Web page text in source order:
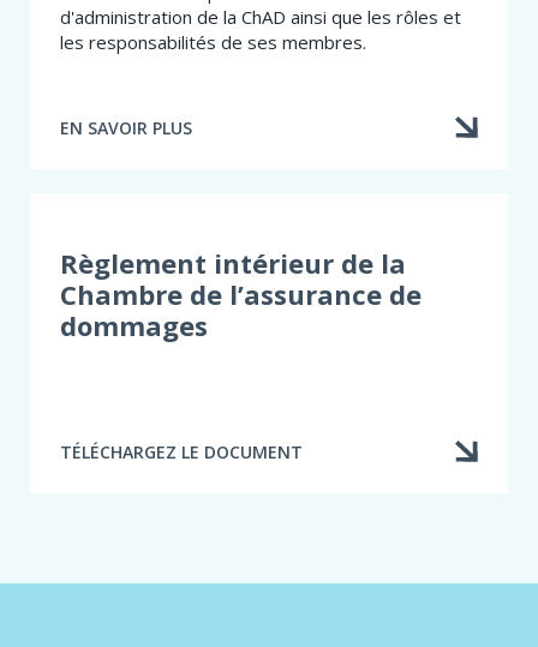
d'administration de la ChAD ainsi que les rôles et
les responsabilités de ses membres.
EN SAVOIR PLUS
À
Règlement intérieur de la
Chambre de l’assurance de
dommages
TÉLÉCHARGEZ LE DOCUMENT